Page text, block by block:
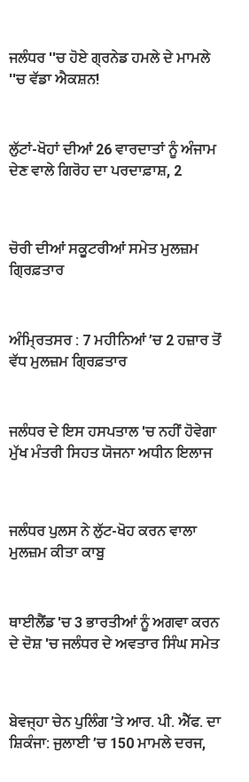
ਜਲੰਧਰ ''ਚ ਹੋਏ ਗ੍ਰਨੇਡ ਹਮਲੇ ਦੇ ਮਾਮਲੇ
''ਚ ਵੱਡਾ ਐਕਸ਼ਨ!
ਲੁੱਟਾਂ-ਖੋਹਾਂ ਦੀਆਂ 26 ਵਾਰਦਾਤਾਂ ਨੂੰ ਅੰਜਾਮ
ਦੇਣ ਵਾਲੇ ਗਿਰੋਹ ਦਾ ਪਰਦਾਫ਼ਾਸ਼, 2
ਚੋਰੀ ਦੀਆਂ ਸਕੂਟਰੀਆਂ ਸਮੇਤ ਮੁਲਜ਼ਮ
ਗ੍ਰਿਫ਼ਤਾਰ
ਅੰਮ੍ਰਿਤਸਰ : 7 ਮਹੀਨਿਆਂ ’ਚ 2 ਹਜ਼ਾਰ ਤੋਂ
ਵੱਧ ਮੁਲਜ਼ਮ ਗ੍ਰਿਫ਼ਤਾਰ
ਜਲੰਧਰ ਦੇ ਇਸ ਹਸਪਤਾਲ 'ਚ ਨਹੀਂ ਹੋਵੇਗਾ
ਮੁੱਖ ਮੰਤਰੀ ਸਿਹਤ ਯੋਜਨਾ ਅਧੀਨ ਇਲਾਜ
ਜਲੰਧਰ ਪੁਲਸ ਨੇ ਲੁੱਟ-ਖੋਹ ਕਰਨ ਵਾਲਾ
ਮੁਲਜ਼ਮ ਕੀਤਾ ਕਾਬੂ
ਥਾਈਲੈਂਡ 'ਚ 3 ਭਾਰਤੀਆਂ ਨੂੰ ਅਗਵਾ ਕਰਨ
ਦੇ ਦੋਸ਼ 'ਚ ਜਲੰਧਰ ਦੇ ਅਵਤਾਰ ਸਿੰਘ ਸਮੇਤ
ਬੇਵਜ੍ਹਾ ਚੇਨ ਪੁਲਿੰਗ ’ਤੇ ਆਰ. ਪੀ. ਐੱਫ. ਦਾ
ਸ਼ਿਕੰਜਾ: ਜੁਲਾਈ ’ਚ 150 ਮਾਮਲੇ ਦਰਜ,